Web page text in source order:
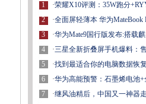
1
2
3
4
5
6
7
·荣耀X10评测：35W跑分
·全面屏轻薄本 华为MateBook
·华为Mate9国行版发布:搭载
·三星全新折叠屏手机爆料：售
·找到最适合你的电脑数据恢
·华为高能预警：石墨烯电池
·继风油精后，中国又一神器